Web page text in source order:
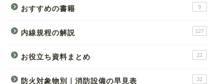
おすすめの書籍 9
内線規程の解説 127
お役立ち資料まとめ 22
防火対象物別｜消防設備の早見表 32